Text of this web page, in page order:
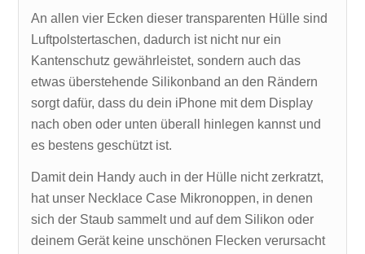
An allen vier Ecken dieser transparenten Hülle sind
Luftpolstertaschen, dadurch ist nicht nur ein
Kantenschutz gewährleistet, sondern auch das
etwas überstehende Silikonband an den Rändern
sorgt dafür, dass du dein iPhone mit dem Display
nach oben oder unten überall hinlegen kannst und
es bestens geschützt ist.
Damit dein Handy auch in der Hülle nicht zerkratzt,
hat unser Necklace Case Mikronoppen, in denen
sich der Staub sammelt und auf dem Silikon oder
deinem Gerät keine unschönen Flecken verursacht